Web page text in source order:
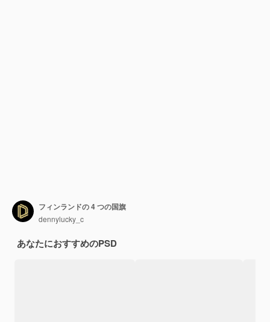
フィンランドの 4 つの国旗
dennylucky_c
あなたにおすすめのPSD